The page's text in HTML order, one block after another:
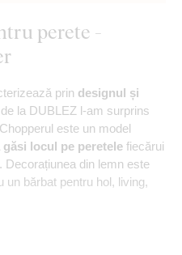
perete -
prin designul și
la DUBLEZ l-am surprins
este un model
găsi locul pe peretele fiecărui
Decorațiunea din lemn este
un bărbat pentru hol, living,